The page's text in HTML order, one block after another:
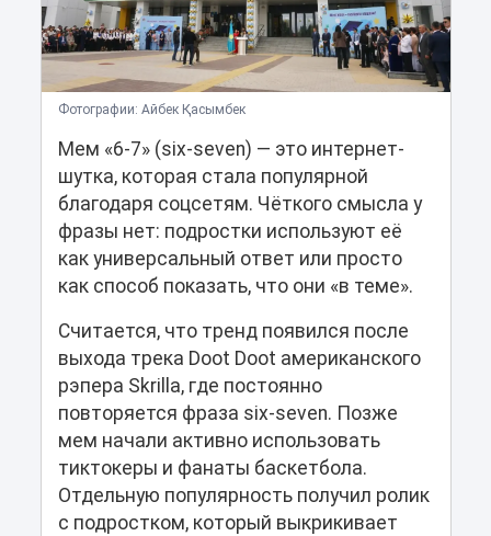
Фотографии: Айбек Қасымбек
Мем «6-7» (six-seven) — это интернет-
шутка, которая стала популярной
благодаря соцсетям. Чёткого смысла у
фразы нет: подростки используют её
как универсальный ответ или просто
как способ показать, что они «в теме».
Считается, что тренд появился после
выхода трека Doot Doot американского
рэпера Skrilla, где постоянно
повторяется фраза six-seven. Позже
мем начали активно использовать
тиктокеры и фанаты баскетбола.
Отдельную популярность получил ролик
с подростком, который выкрикивает